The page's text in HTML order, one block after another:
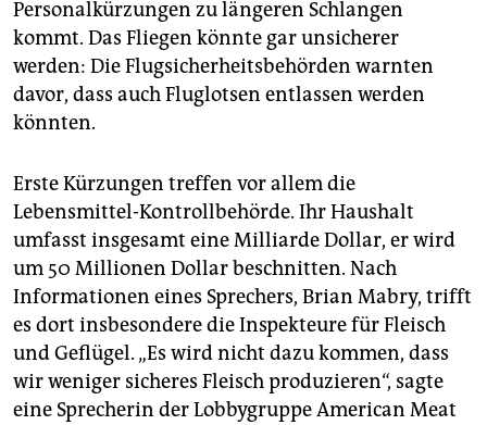
Personalkürzungen zu längeren Schlangen
kommt. Das Fliegen könnte gar unsicherer
werden: Die Flugsicherheitsbehörden warnten
davor, dass auch Fluglotsen entlassen werden
könnten.
Erste Kürzungen treffen vor allem die
Lebensmittel-Kontrollbehörde. Ihr Haushalt
umfasst insgesamt eine Milliarde Dollar, er wird
um 50 Millionen Dollar beschnitten. Nach
Informationen eines Sprechers, Brian Mabry, trifft
es dort insbesondere die Inspekteure für Fleisch
und Geflügel. „Es wird nicht dazu kommen, dass
wir weniger sicheres Fleisch produzieren“, sagte
eine Sprecherin der Lobbygruppe American Meat